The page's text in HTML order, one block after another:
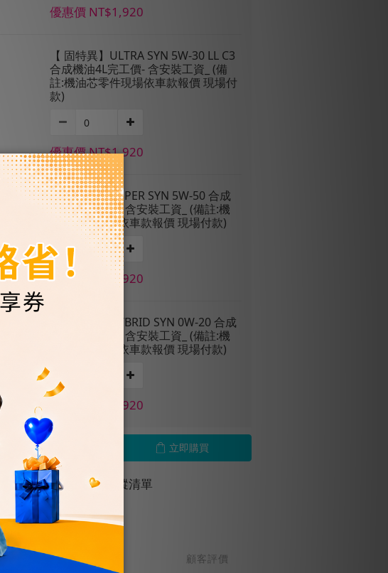
優惠價 NT$1,920
【 固特異】ULTRA SYN 5W-30 LL C3
合成機油4L完工價- 含安裝工資_ (備
註:機油芯零件現場依車款報價 現場付
款)
優惠價 NT$1,920
【 固特異】SUPER SYN 5W-50 合成
機油4L完工價- 含安裝工資_ (備註:機
油芯零件現場依車款報價 現場付款)
優惠價 NT$1,920
【 固特異】HYBRID SYN 0W-20 合成
機油4L完工價- 含安裝工資_ (備註:機
油芯零件現場依車款報價 現場付款)
優惠價 NT$1,920
加入購物車 立即購買
加入追蹤清單
顧客評價